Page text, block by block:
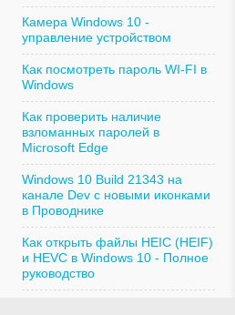
Камера Windows 10 -
управление устройством
Как посмотреть пароль WI-FI в
Windows
Как проверить наличие
взломанных паролей в
Microsoft Edge
Windows 10 Build 21343 на
канале Dev с новыми иконками
в Проводнике
Как открыть файлы HEIC (HEIF)
и HEVC в Windows 10 - Полное
руководство